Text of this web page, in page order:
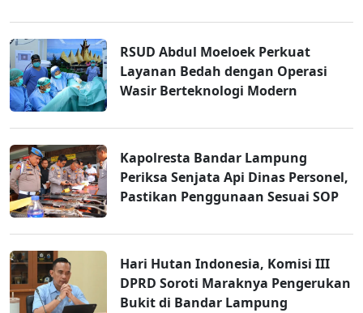
RSUD Abdul Moeloek Perkuat
Layanan Bedah dengan Operasi
Wasir Berteknologi Modern
Kapolresta Bandar Lampung
Periksa Senjata Api Dinas Personel,
Pastikan Penggunaan Sesuai SOP
Hari Hutan Indonesia, Komisi III
DPRD Soroti Maraknya Pengerukan
Bukit di Bandar Lampung